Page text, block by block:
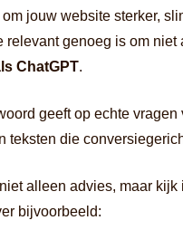
jouw website sterker,
genoeg is om niet
ChatGPT.
geeft op echte
teksten die
alleen advies, maar
bijvoorbeeld: